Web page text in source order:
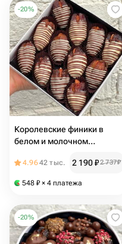
-20%
Королевские финики в
белом и молочном
шт.)4.9642 тыс. 2 190₽2 737₽
548 ₽ × 4 платежа
-20%